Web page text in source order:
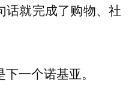
话就完成了购物、社
一个诺基亚。